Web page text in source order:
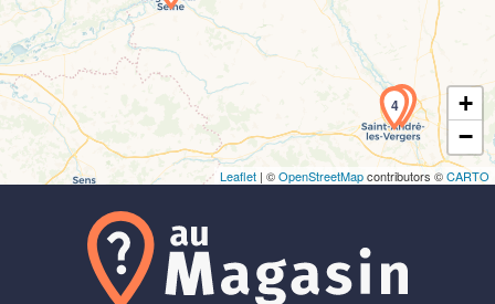
45
+
−
Leaflet | ©OpenStreetMapcontributors ©CARTO